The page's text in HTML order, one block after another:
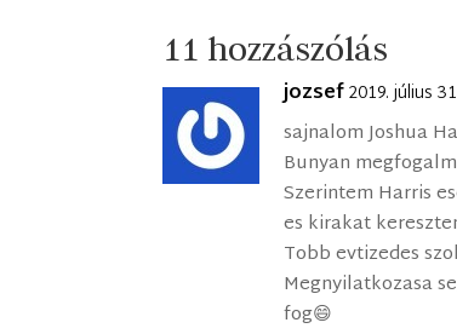
11 hozzászólás
jozsef2019. július
sajnalom Joshua
Bunyan
Szerintem Harris
es kirakat
Tobb evtizedes
Megnyilatkozasa
fog😄